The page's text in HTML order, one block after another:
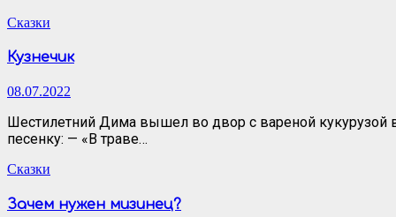
Сказки
Кузнечик
08.07.2022
Шестилетний Дима вышел во двор с вареной кукурузой
песенку: — «В траве…
Сказки
Зачем нужен мизинец?